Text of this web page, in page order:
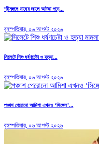
শ্রীমঙ্গলে মাছের জালে আটকা পড়ে...
বৃহস্পতিবার, ০৬ আগস্ট ২০২৬
সিলেটে শিশু ধর্ষণচেষ্টা ও হত্যা...
বৃহস্পতিবার, ০৬ আগস্ট ২০২৬
পঞ্চাশ পেরোনো আমিশা এখনও ‘সিঙ্গেল’...
বৃহস্পতিবার, ০৬ আগস্ট ২০২৬